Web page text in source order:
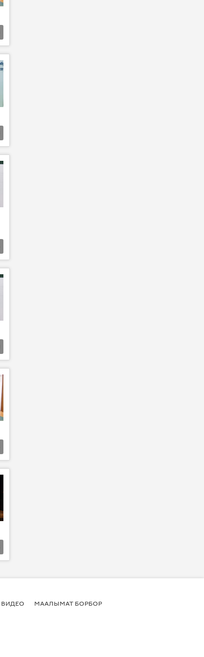
ВИДЕО МААЛЫМАТ БОРБОР